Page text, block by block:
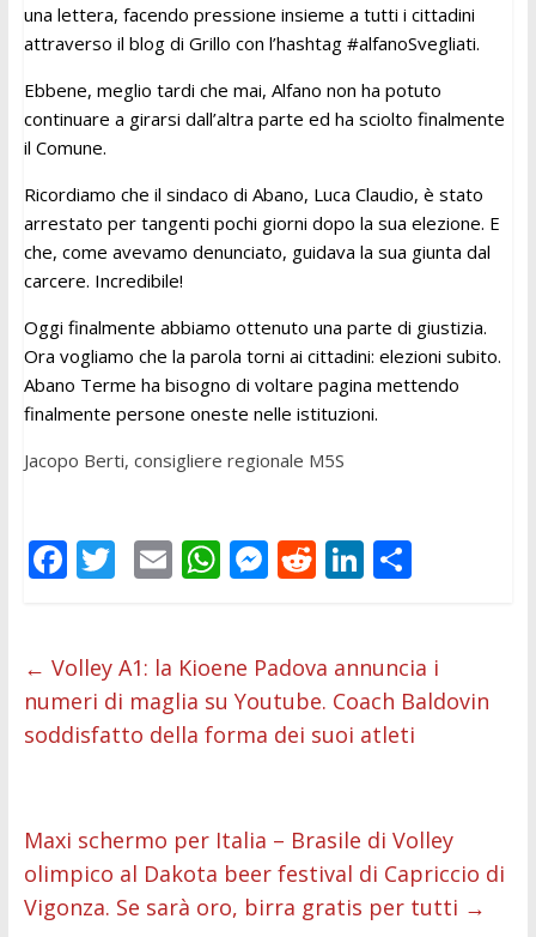
una lettera, facendo pressione insieme a tutti i cittadini
attraverso il blog di Grillo con l’hashtag #alfanoSvegliati.
Ebbene, meglio tardi che mai, Alfano non ha potuto
continuare a girarsi dall’altra parte ed ha sciolto finalmente
il Comune.
Ricordiamo che il sindaco di Abano, Luca Claudio, è stato
arrestato per tangenti pochi giorni dopo la sua elezione. E
che, come avevamo denunciato, guidava la sua giunta dal
carcere. Incredibile!
Oggi finalmente abbiamo ottenuto una parte di giustizia.
Ora vogliamo che la parola torni ai cittadini: elezioni subito.
Abano Terme ha bisogno di voltare pagina mettendo
finalmente persone oneste nelle istituzioni.
Jacopo Berti, consigliere regionale M5S
F
b
o
o
T
er
E
l
W
s
A
p
M
e
n
g
R
di
t
Li
e
dI
n
C
di
vi
di
← Volley A1: la Kioene Padova annuncia i
numeri di maglia su Youtube. Coach Baldovin
soddisfatto della forma dei suoi atleti
Maxi schermo per Italia – Brasile di Volley
olimpico al Dakota beer festival di Capriccio di
Vigonza. Se sarà oro, birra gratis per tutti →